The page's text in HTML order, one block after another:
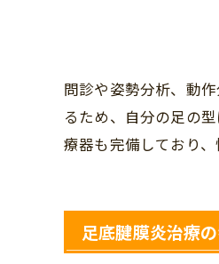
問診や姿勢分析、動
るため、自分の足の
療器も完備しており、
足底腱膜炎治療